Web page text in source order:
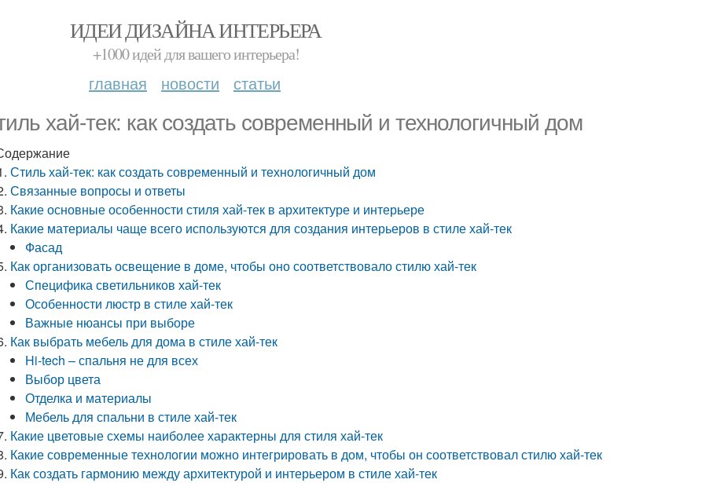
ИДЕИ ДИЗАЙНА ИНТЕРЬЕРА
+1000 идей для вашего интерьера!
главная новости статьи
хай-тек: как создать современный и технологичный дом
Стиль хай-тек: как создать современный и технологичный дом
Связанные вопросы и ответы
Какие основные особенности стиля хай-тек в архитектуре и интерьере
Какие материалы чаще всего используются для создания интерьеров в стиле хай-тек
Фасад
Как организовать освещение в доме, чтобы оно соответствовало стилю хай-тек
Специфика светильников хай-тек
Особенности люстр в стиле хай-тек
Важные нюансы при выборе
Как выбрать мебель для дома в стиле хай-тек
Hi-tech – спальня не для всех
Выбор цвета
Отделка и материалы
Мебель для спальни в стиле хай-тек
Какие цветовые схемы наиболее характерны для стиля хай-тек
Какие современные технологии можно интегрировать в дом, чтобы он соответствовал стилю хай-тек
Как создать гармонию между архитектурой и интерьером в стиле хай-тек